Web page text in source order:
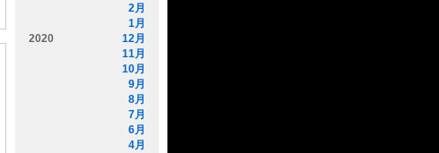
2月
1月
2020
12月
11月
10月
9月
8月
7月
6月
4月